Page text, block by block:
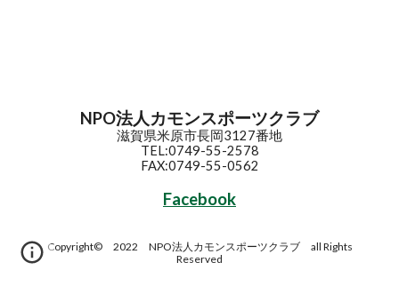
NPO法人カモンスポーツクラブ
滋賀県米原市長岡3127番地
TEL:0749-55-2578
FAX:0749-55-0562
Facebook
Copyright© 2022 NPO法人カモンスポーツクラブ all Rights
Reserved